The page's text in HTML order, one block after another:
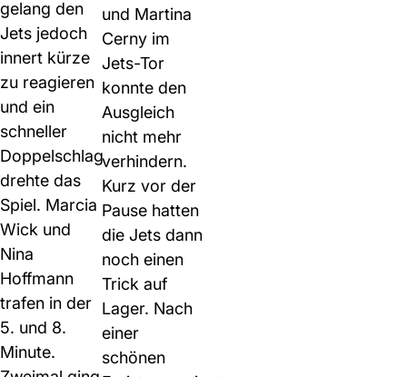
gelang den
Jets jedoch
innert kürze
zu reagieren
und ein
schneller
Doppelschlag
drehte das
Spiel. Marcia
Wick und
Nina
Hoffmann
trafen in der
5. und 8.
Minute.
und Martina
Cerny im
Jets-Tor
konnte den
Ausgleich
nicht mehr
verhindern.
Kurz vor der
Pause hatten
die Jets dann
noch einen
Trick auf
Lager. Nach
einer
schönen